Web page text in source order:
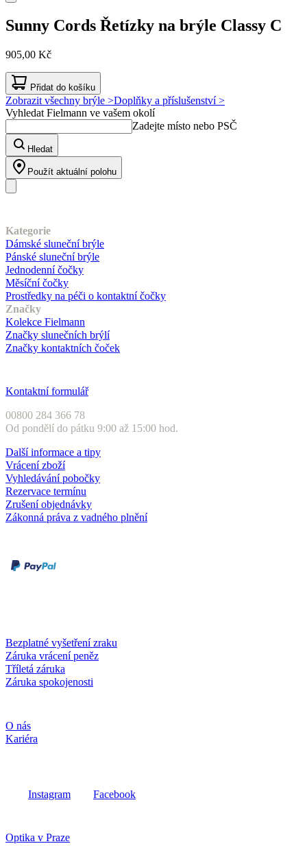
Sunny Cords Řetízky na brýle Classy C
905,00 Kč
Přidat do košíku
Zobrazit všechny brýle >Doplňky a příslušenství >
Vyhledat Fielmann ve vašem okolí
Zadejte místo nebo PSČ
Hledat
Použít aktuální polohu
Kategorie
Dámské sluneční brýle
Pánské sluneční brýle
Jednodenní čočky
Měsíční čočky
Prostředky na péči o kontaktní čočky
Značky
Kolekce Fielmann
Značky slunečních brýlí
Značky kontaktních čoček
Kontaktní formulář
00800 284 366 78
Od pondělí do pátku 9:00 až 15:00 hod.
Další informace a tipy
Vrácení zboží
Vyhledávání pobočky
Rezervace termínu
Zrušení objednávky
Zákonná práva z vadného plnění
Bezplatné vyšetření zraku
Záruka vrácení peněz
Tříletá záruka
Záruka spokojenosti
O nás
Kariéra
Instagram Facebook
Optika v Praze